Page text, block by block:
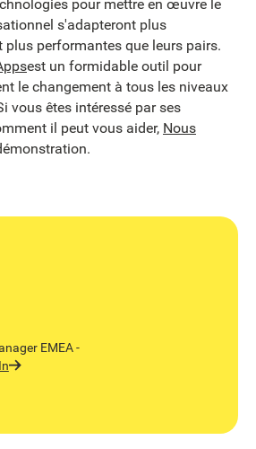
pour mettre en œuvre le
s'adapteront plus
plus performantes que leurs pairs.
est un formidable outil pour
le changement à tous les niveaux
vous êtes intéressé par ses
il peut vous aider, Nous
EMEA -